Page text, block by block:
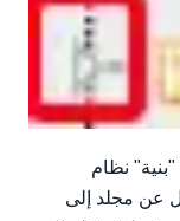
نظام
عن مجلد إلى